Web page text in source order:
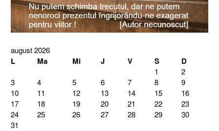
august 2026
L Ma Mi J V S D
1
2
3
4 5 6 7 8
9
10
11 12 13 14 15
16
17
18 19 20 21 22
23
24
25 26 27 28 29
30
31